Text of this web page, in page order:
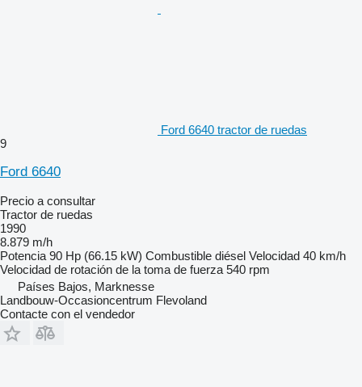
Ford 6640 tractor de ruedas
9
Ford 6640
Precio a consultar
Tractor de ruedas
1990
8.879 m/h
Potencia 90 Hp (66.15 kW) Combustible diésel Velocidad 40 km/h
Velocidad de rotación de la toma de fuerza 540 rpm
Países Bajos, Marknesse
Landbouw-Occasioncentrum Flevoland
Contacte con el vendedor